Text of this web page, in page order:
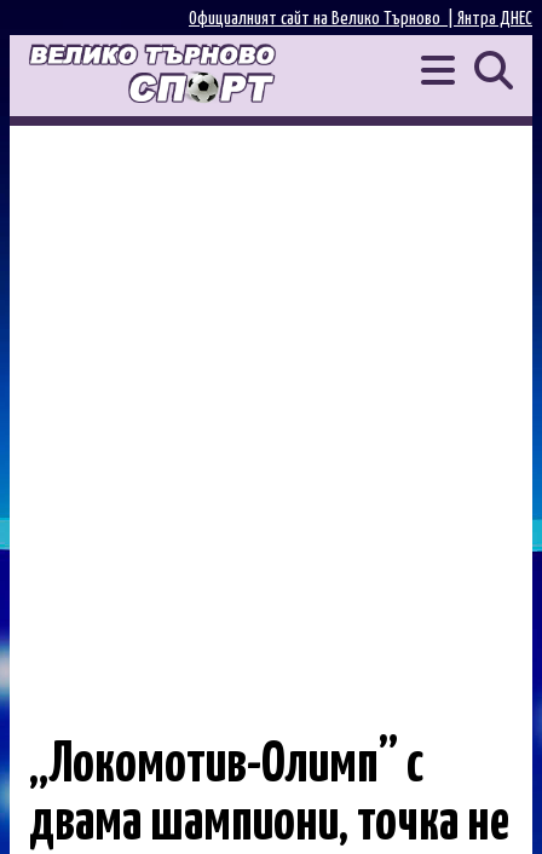
Янтра ДНЕС
Официалният сайт на Велико Търново |
„Локомотив-Олимп” с
двама шампиони, точка не